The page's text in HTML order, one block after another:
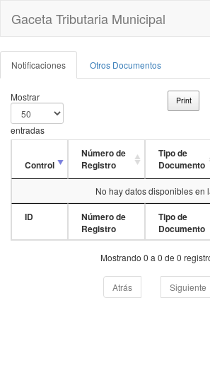
Gaceta Tributaria Municipal
Notificaciones(current)Otros Documentos
Mostrar
entradas
Print
Control
Número de
Registro
Tipo de
Documento
ID
Número de
Registro
Tipo de
Documento
No hay datos disponibles en
Mostrando 0 a 0 de 0
Atrás Siguiente